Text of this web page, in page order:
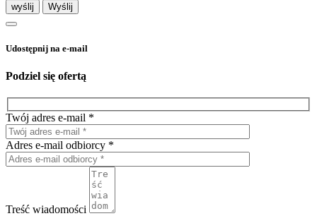
wyślij
Udostępnij na e-mail
Podziel się ofertą
Twój adres e-mail *
Adres e-mail odbiorcy *
Treść wiadomości